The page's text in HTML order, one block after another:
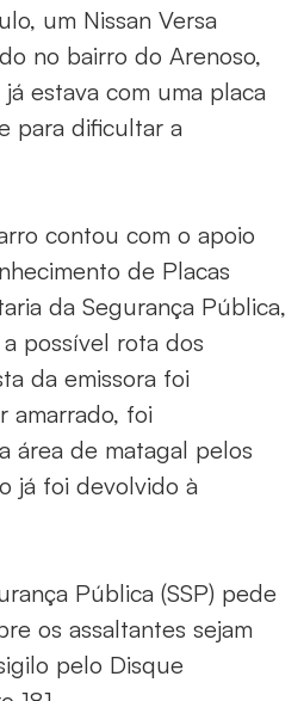
um Nissan Versa
no bairro do Arenoso,
estava com uma placa
para dificultar a
contou com o apoio
de Placas
da Segurança Pública,
possível rota dos
da emissora foi
amarrado, foi
área de matagal pelos
já foi devolvido à
Pública (SSP) pede
os assaltantes sejam
pelo Disque